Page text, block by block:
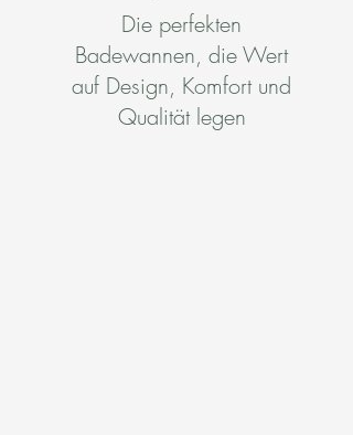
Die perfekten
Badewannen, die Wert
auf Design, Komfort und
Qualität legen